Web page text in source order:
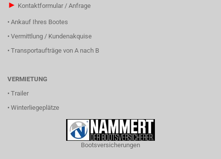
► Kontaktformular / Anfrage
• Ankauf Ihres Bootes
• Vermittlung / Kundenakquise
• Transportaufträge von A nach B
VERMIETUNG
• Trailer
• Winterliegeplätze
Bootsversicherungen